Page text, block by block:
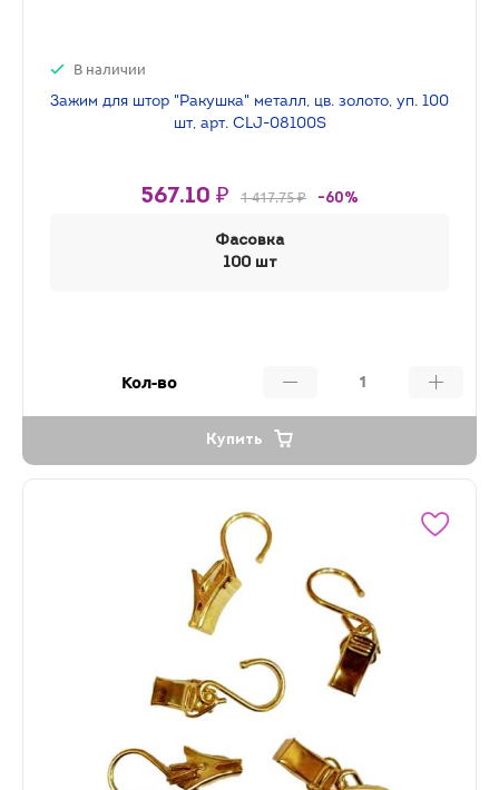
В наличии
Зажим для штор "Ракушка" металл, цв. золото, уп. 100
шт, арт. CLJ-08100S
567.10 ₽ 1 417.75 ₽ -60%
Фасовка
100 шт
Кол-во
Купить